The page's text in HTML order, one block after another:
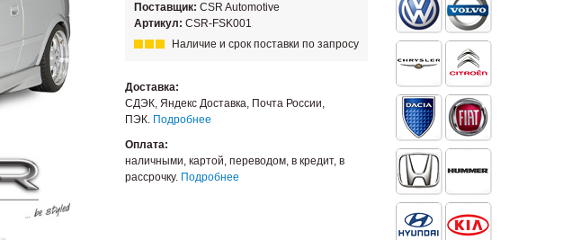
Поставщик: CSR Automotive
Артикул: CSR-FSK001
Наличие и срок поставки по запросу
Доставка:
СДЭК, Яндекс Доставка, Почта России,
ПЭК. Подробнее
Оплата:
наличными, картой, переводом, в кредит, в
рассрочку. Подробнее